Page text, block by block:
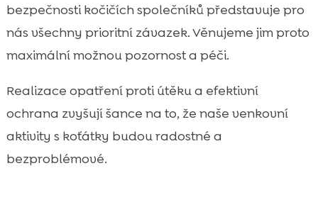
bezpečnosti kočičích společníků představuje pro
nás všechny prioritní závazek. Věnujeme jim proto
maximální možnou pozornost a péči.
Realizace opatření proti útěku a efektivní
ochrana zvyšují šance na to, že naše venkovní
aktivity s koťátky budou radostné a
bezproblémové.